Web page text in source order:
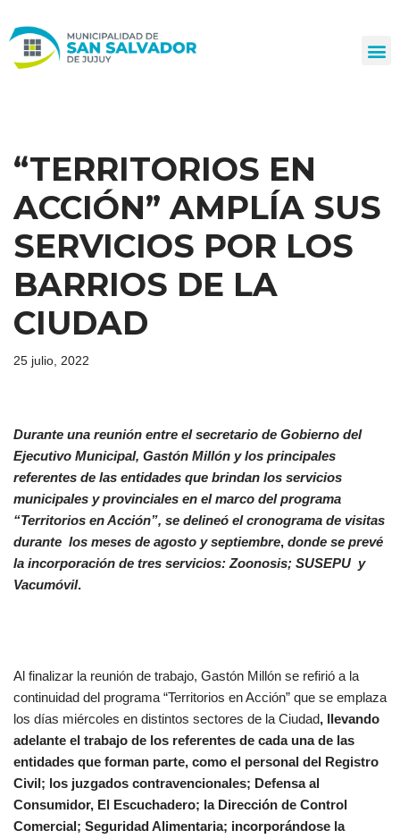
al
“TERRITORIOS EN
ACCIÓN” AMPLÍA SUS
SERVICIOS POR LOS
BARRIOS DE LA
CIUDAD
25 julio, 2022
Durante una reunión entre el secretario de Gobierno del
Ejecutivo Municipal, Gastón Millón y los principales
referentes de las entidades que brindan los servicios
municipales y provinciales en el marco del programa
“Territorios en Acción”, se delineó el cronograma de visitas
durante los meses de agosto y septiembre, donde se prevé
la incorporación de tres servicios: Zoonosis; SUSEPU y
Vacumóvil.
Al finalizar la reunión de trabajo, Gastón Millón se refirió a la
continuidad del programa “Territorios en Acción” que se emplaza
los días miércoles en distintos sectores de la Ciudad, llevando
adelante el trabajo de los referentes de cada una de las
entidades que forman parte, como el personal del Registro
Civil; los juzgados contravencionales; Defensa al
Consumidor, El Escuchadero; la Dirección de Control
Comercial; Seguridad Alimentaria; incorporándose la